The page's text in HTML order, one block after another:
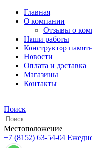
Главная
О компании
Отзывы о
Наши работы
Конструктор
Новости
Оплата и доставка
Магазины
Контакты
Поиск
Местоположение
+7 (8152) 63-54-04